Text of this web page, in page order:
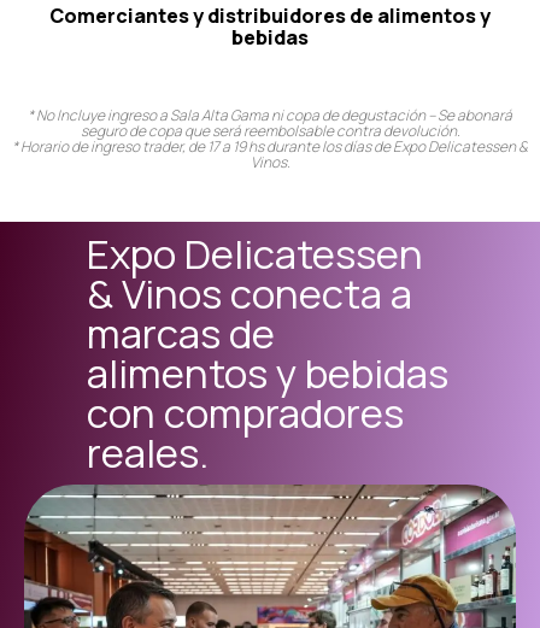
Comerciantes y distribuidores de alimentos y
bebidas
* No Incluye ingreso a Sala Alta Gama ni copa de degustación – Se abonará
seguro de copa que será reembolsable contra devolución.
* Horario de ingreso trader, de 17 a 19 hs durante los días de Expo Delicatessen &
Vinos.
Expo Delicatessen
& Vinos conecta a
marcas de
alimentos y bebidas
con compradores
reales.